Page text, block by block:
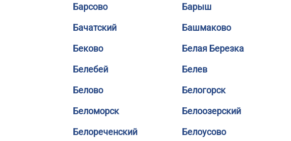
Барсово
Барыш
Бачатский
Башмаково
Беково
Белая Березка
Белебей
Белев
Белово
Белогорск
Беломорск
Белоозерский
Белореченский
Белоусово